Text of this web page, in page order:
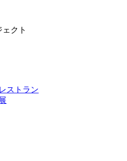
クト
ストラン